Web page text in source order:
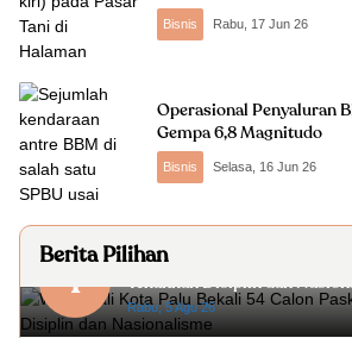
Bisnis Rabu, 17 Jun 26
Operasional Penyaluran
Gempa 6,8 Magnitudo
Bisnis Selasa, 16 Jun 26
Berita Pilihan
1
Wakil Wali Kota Palu Bekali
Tekankan Disiplin dan
Rabu, 5 Agu 26